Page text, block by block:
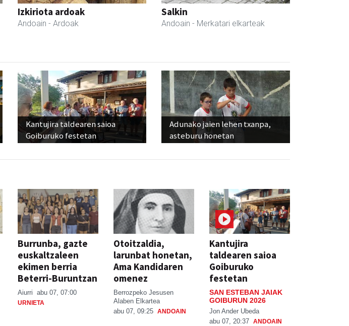
Izkiriota ardoak
Andoain - Ardoak
Salkin
Andoain - Merkatari elkarteak
Kantujira taldearen saioa
Goiburuko festetan
Adunako jaien lehen txanpa,
asteburu honetan
Burrunba, gazte
euskaltzaleen
ekimen berria
Beterri-Buruntzan
Aiurri abu 07, 07:00
URNIETA
Otoitzaldia,
larunbat honetan,
Ama Kandidaren
omenez
Berrozpeko Jesusen
Alaben Elkartea
abu 07, 09:25 ANDOAIN
Kantujira
taldearen saioa
Goiburuko
festetan
SAN ESTEBAN JAIAK
GOIBURUN 2026
Jon Ander Ubeda
abu 07, 20:37 ANDOAIN